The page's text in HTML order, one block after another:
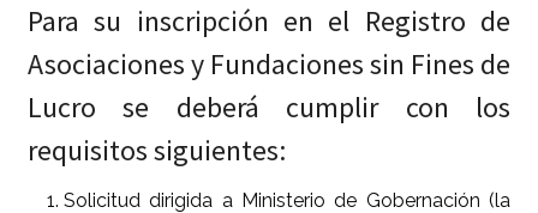
Para su inscripción en el Registro de
Asociaciones y Fundaciones sin Fines de
Lucro se deberá cumplir con los
requisitos siguientes:
Solicitud dirigida a Ministerio de Gobernación (la